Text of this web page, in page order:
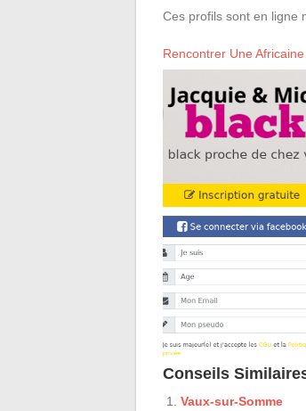
Ces profils sont en ligne
Rencontrer Une Africaine
Conseils
Vaux-sur-Somme